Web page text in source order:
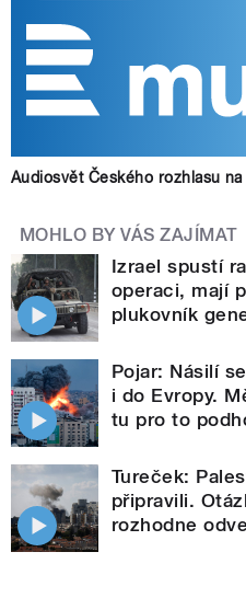
Audiosvět Českého rozhlasu
MOHLO BY VÁS ZAJÍMAT
Izrael spustí
operaci, mají
plukovník
Pojar: Násilí
i do Evropy.
tu pro to
Tureček:
připravili.
rozhodne